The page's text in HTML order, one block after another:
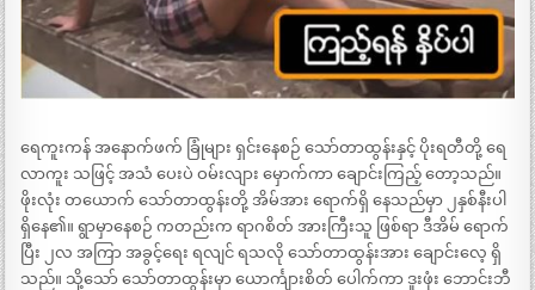
ရေကူးကန် အနောက်ဖက် ခြုံများ ရှင်းနေစဉ် သော်တာထွန်းနှင့် ပိုးရတီတို့ ရေ
လာကူး သဖြင့် အသံ ပေးပဲ ဝမ်းလျား မှောက်ကာ ချောင်းကြည့် တော့သည်။
ဖိုးလုံး တယောက် သော်တာထွန်းတို့ အိမ်အား ရောက်ရှိ နေသည်မှာ ၂နှစ်နီးပါ
ရှိနေ၏။ ရွာမှာနေစဉ် ကတည်းက ရာဂစိတ် အားကြီးသူ ဖြစ်ရာ ဒီအိမ် ရောက်
ပြီး ၂လ အကြာ အခွင့်ရေး ရလျင် ရသလို သော်တာထွန်းအား ချောင်းလေ့ ရှိ
သည်။ သို့သော် သော်တာထွန်းမှာ ယောင်္ကျားစိတ် ပေါက်ကာ ဒူးဖုံး ဘောင်းဘီ